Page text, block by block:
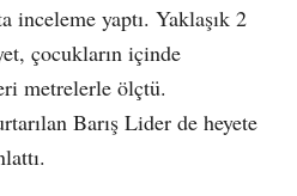
inceleme yaptı. Yaklaşık 2
çocukların içinde
metrelerle ölçtü.
Barış Lider de heyete